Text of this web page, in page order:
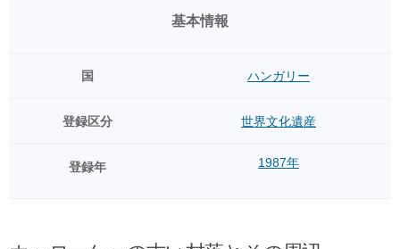
基本情報
国 ハンガリー
登録区分 世界文化遺産
登録年 1987年